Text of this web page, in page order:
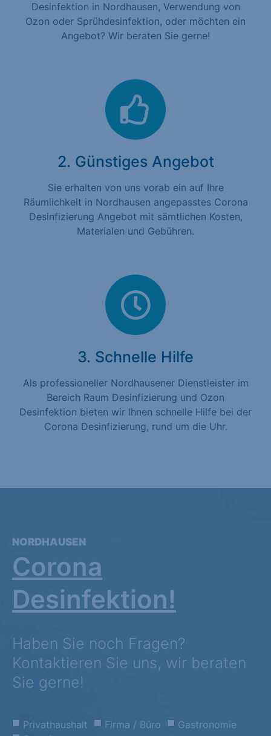
Desinfektion in Nordhausen, Verwendung von
Ozon oder Sprühdesinfektion, oder möchten ein
Angebot? Wir beraten Sie gerne!
2. Günstiges Angebot
Sie erhalten von uns vorab ein auf Ihre
Räumlichkeit in Nordhausen angepasstes Corona
Desinfizierung Angebot mit sämtlichen Kosten,
Materialen und Gebühren.
3. Schnelle Hilfe
Als professioneller Nordhausener Dienstleister im
Bereich Raum Desinfizierung und Ozon
Desinfektion bieten wir Ihnen schnelle Hilfe bei der
Corona Desinfizierung, rund um die Uhr.
NORDHAUSEN
Corona
Desinfektion!
Haben Sie noch Fragen?
Kontaktieren Sie uns, wir beraten
Sie gerne!
Privathaushalt Firma / Büro
Gastronomie